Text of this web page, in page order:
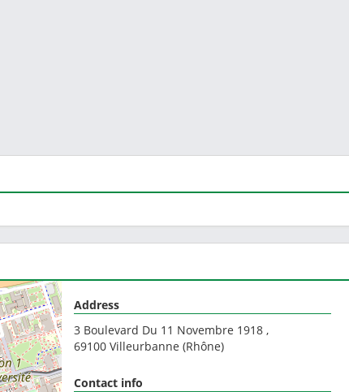
Address
3 Boulevard Du 11 Novembre 1918 ,
69100 Villeurbanne (Rhône)
Contact info